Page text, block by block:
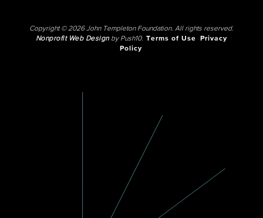
Copyright © 2026 John Templeton Foundation. All rights reserved.
Nonprofit Web Designby Push10. Terms of Use
Privacy
Policy